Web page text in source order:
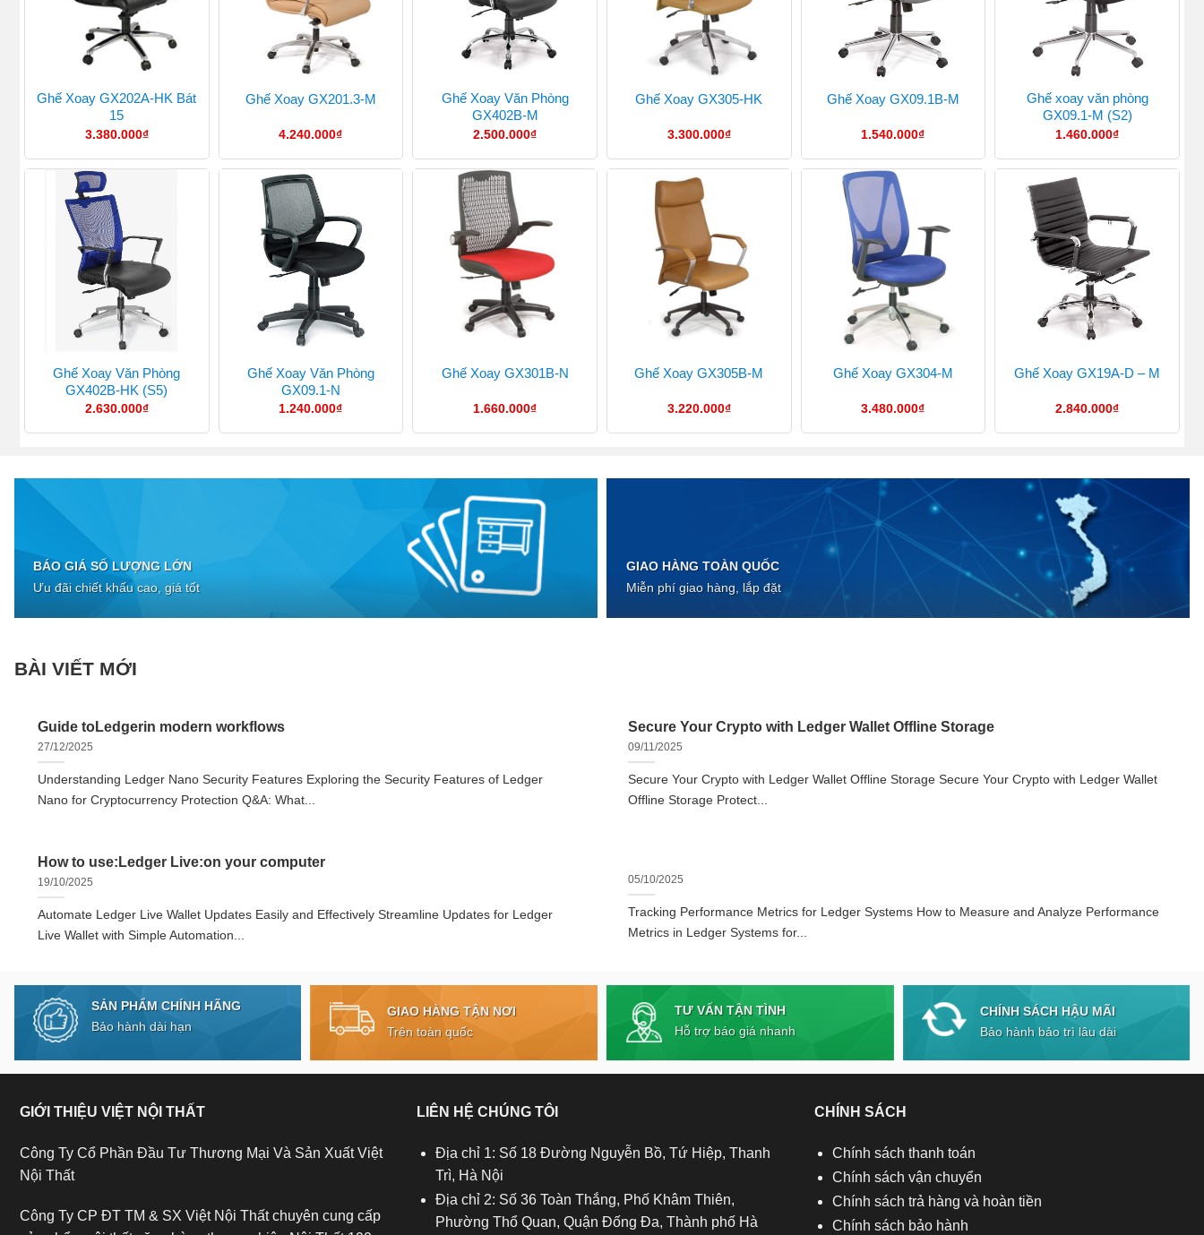
Ghế Xoay GX202A-HK Bát
15
3.380.000₫
Ghế Xoay GX201.3-M
4.240.000₫
Ghế Xoay Văn Phòng
GX402B-M
2.500.000₫
Ghế Xoay GX305-HK
3.300.000₫
Ghế Xoay GX09.1B-M
1.540.000₫
Ghế xoay văn phòng
GX09.1-M (S2)
1.460.000₫
Ghế Xoay Văn Phòng
GX402B-HK (S5)
2.630.000₫
Ghế Xoay Văn Phòng
GX09.1-N
1.240.000₫
Ghế Xoay GX301B-N
1.660.000₫
Ghế Xoay GX305B-M
3.220.000₫
Ghế Xoay GX304-M
3.480.000₫
Ghế Xoay GX19A-D – M
2.840.000₫
BÁO GIÁ SỐ LƯỢNG LỚN
Ưu đãi chiết khấu cao, giá tốt
GIAO HÀNG TOÀN QUỐC
Miễn phí giao hàng, lắp đặt
BÀI VIẾT MỚI
Guide toLedgerin modern workflows
27/12/2025
Understanding Ledger Nano Security Features Exploring the Security Features of Ledger
Nano for Cryptocurrency Protection Q&A: What...
Secure Your Crypto with Ledger Wallet Offline Storage
09/11/2025
Secure Your Crypto with Ledger Wallet Offline Storage Secure Your Crypto with Ledger Wallet
Offline Storage Protect...
How to use:Ledger Live:on your computer
19/10/2025
Automate Ledger Live Wallet Updates Easily and Effectively Streamline Updates for Ledger
Live Wallet with Simple Automation...
05/10/2025
Tracking Performance Metrics for Ledger Systems How to Measure and Analyze Performance
Metrics in Ledger Systems for...
SẢN PHẨM CHÍNH HÃNG
Bảo hành dài hạn
GIAO HÀNG TẬN NƠI
Trên toàn quốc
TƯ VẤN TẬN TÌNH
Hỗ trợ báo giá nhanh
CHÍNH SÁCH HẬU MÃI
Bảo hành bảo trì lâu dài
GIỚI THIỆU VIỆT NỘI THẤT
Công Ty Cổ Phần Đầu Tư Thương Mại Và Sản Xuất Việt
Nội Thất
Công Ty CP ĐT TM & SX Việt Nội Thất chuyên cung cấp
LIÊN HỆ CHÚNG TÔI
Địa chỉ 1: Số 18 Đường Nguyễn Bồ, Tứ Hiệp, Thanh
Trì, Hà Nội
Địa chỉ 2: Số 36 Toàn Thắng, Phố Khâm Thiên,
Phường Thổ Quan, Quận Đống Đa, Thành phố Hà
CHÍNH SÁCH
Chính sách thanh toán
Chính sách vận chuyển
Chính sách trả hàng và hoàn tiền
Chính sách bảo hành